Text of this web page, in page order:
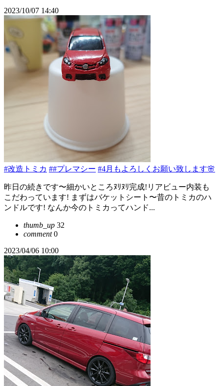
2023/10/07 14:40
#改造トミカ ##プレマシー #4月もよろしくお願い致します🌸
昨日の続きです〜細かいところﾇﾘﾇﾘ完成!リアビュー内装も
こだわっています! まずはバケットシート〜昔のトミカのハ
ンドルです! なんか今のトミカってハンド...
thumb_up 32
comment0
2023/04/06 10:00